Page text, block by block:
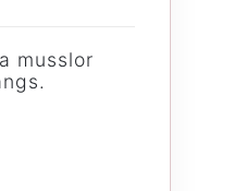
musslor